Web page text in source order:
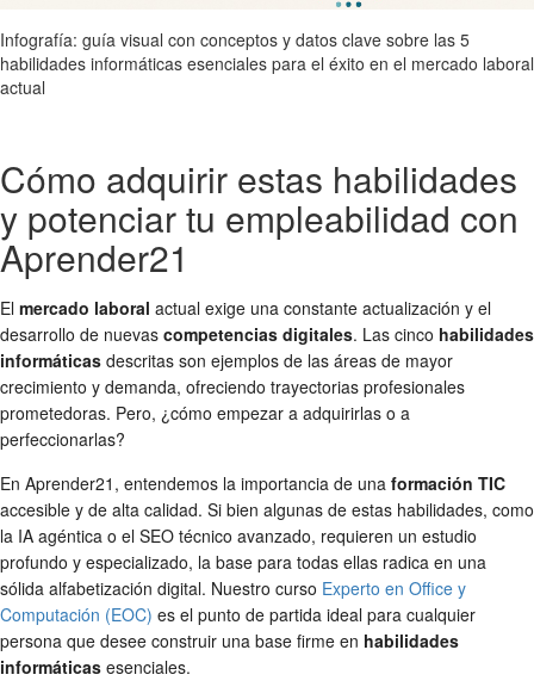
Infografía: guía visual con conceptos y datos clave sobre las 5
habilidades informáticas esenciales para el éxito en el mercado laboral
actual
Cómo adquirir estas habilidades
y potenciar tu empleabilidad con
Aprender21
El mercado laboral actual exige una constante actualización y el
desarrollo de nuevas competencias digitales. Las cinco habilidades
informáticas descritas son ejemplos de las áreas de mayor
crecimiento y demanda, ofreciendo trayectorias profesionales
prometedoras. Pero, ¿cómo empezar a adquirirlas o a
perfeccionarlas?
En Aprender21, entendemos la importancia de una formación TIC
accesible y de alta calidad. Si bien algunas de estas habilidades, como
la IA agéntica o el SEO técnico avanzado, requieren un estudio
profundo y especializado, la base para todas ellas radica en una
sólida alfabetización digital. Nuestro curso Experto en Office y
Computación (EOC) es el punto de partida ideal para cualquier
persona que desee construir una base firme en habilidades
informáticas esenciales.